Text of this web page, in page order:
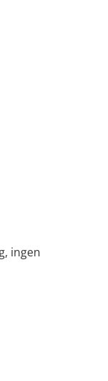
ingen